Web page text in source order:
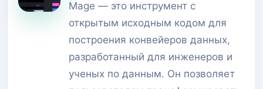
Mage — это инструмент с
открытым исходным кодом для
построения конвейеров данных,
разработанный для инженеров и
ученых по данным. Он позволяет